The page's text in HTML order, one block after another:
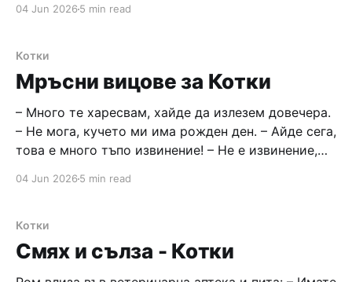
екстензивна – нямал потенциал да реализира
екстракта... Тогава Дядото апелирал към
алтернативния си индивид
04 Jun 2026 5 min read
Котки
Мръсни вицове за Котки
– Много те харесвам, хайде да излезем довечера.
– Не мога, кучето ми има рожден ден. – Айде сега,
това е много тъпо извинение! – Не е извинение,
04 Jun 2026 5 min read
Котки
Смях и сълза - Котки